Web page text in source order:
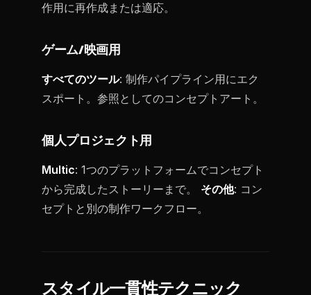
作用に再作成または適応。
ゲーム/映画用
すべてのツール: 制作パイプライン用にエク
スポート。参照としてのコンセプトアート。
個人プロジェクト用
Multic: 1つのプラットフォームでコンセプト
から完成したストーリーまで。 その他: コン
セプトと別の制作ワークフロー。
スタイル一貫性テクニック